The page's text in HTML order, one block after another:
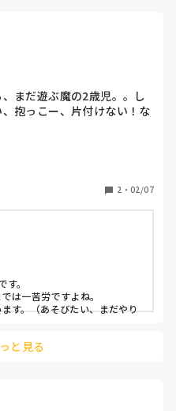
です。
ってるので定時で帰らせて
。
帰って行き
額を確認する…
のにこんな扱いあります
！
れが終わったら膨大な量の
前にあたかもわざとの用に
。
、読んで頂きありがとうご
しまうのか、ぼーっとして理
って座れるなど）の工夫をす
るのも効果あります！
まだ遊ぶ魔の2歳児。。し
抱っこー、片付けない！な
か！
2 ・ 02/07
。
は一苦労ですよね。
す。（あそびたい、まだやり
ですね。。
と見る